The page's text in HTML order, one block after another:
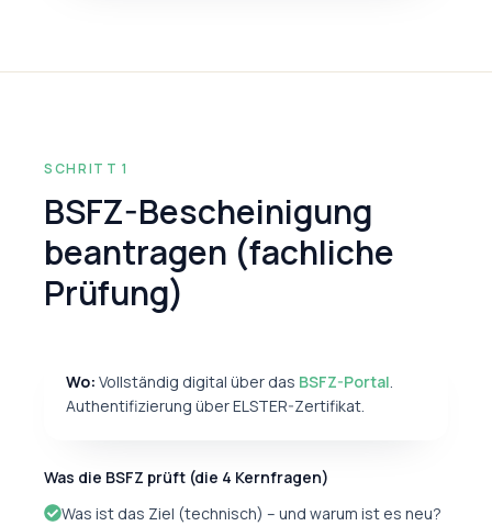
SCHRITT 1
BSFZ-Bescheinigung
beantragen (fachliche
Prüfung)
Wo: Vollständig digital über das BSFZ-Portal.
Authentifizierung über ELSTER-Zertifikat.
Was die BSFZ prüft (die 4 Kernfragen)
Was ist das Ziel (technisch) – und warum ist es neu?